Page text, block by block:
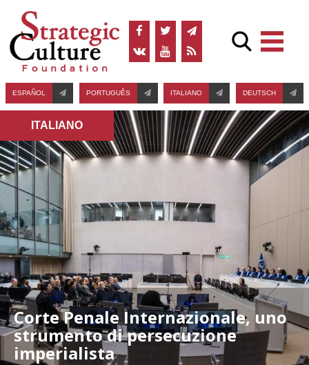
ESPAÑOL PORTUGUÊS ITALIANO DEUTSCH
ITALIANO
Corte Penale Internazionale, uno
strumento di persecuzione
imperialista